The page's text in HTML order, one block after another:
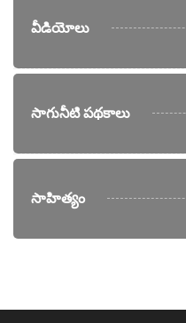
వీడియోలు
సాగునీటి పథకాలు
సాహిత్యం